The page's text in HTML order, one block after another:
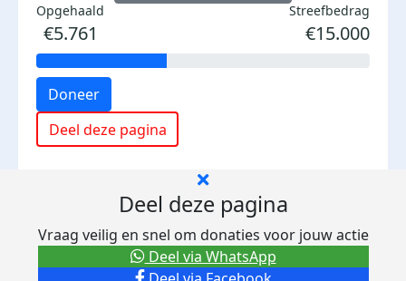
Opgehaald
€5.761
Streefbedrag
€15.000
Doneer
Deel deze pagina
Deel deze pagina
Vraag veilig en snel om donaties voor jouw actie
Deel via WhatsApp